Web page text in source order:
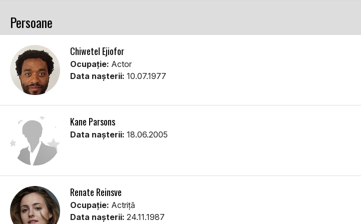
Persoane
Chiwetel Ejiofor
Ocupație: Actor
Data nașterii: 10.07.1977
Kane Parsons
Data nașterii: 18.06.2005
Renate Reinsve
Ocupație: Actriță
Data nașterii: 24.11.1987